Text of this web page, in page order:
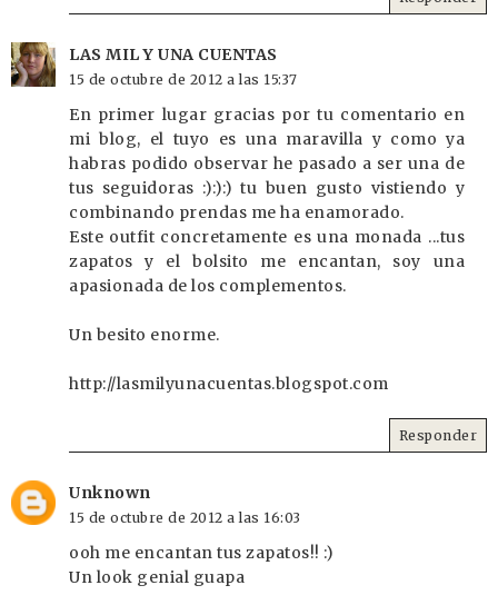
LAS MIL Y UNA CUENTAS
15 de octubre de 2012 a las 15:37
En primer lugar gracias por tu comentario en
mi blog, el tuyo es una maravilla y como ya
habras podido observar he pasado a ser una de
tus seguidoras :):):) tu buen gusto vistiendo y
combinando prendas me ha enamorado.
Este outfit concretamente es una monada ...tus
zapatos y el bolsito me encantan, soy una
apasionada de los complementos.
Un besito enorme.
http://lasmilyunacuentas.blogspot.com
Responder
Unknown
15 de octubre de 2012 a las 16:03
ooh me encantan tus zapatos!! :)
Un look genial guapa